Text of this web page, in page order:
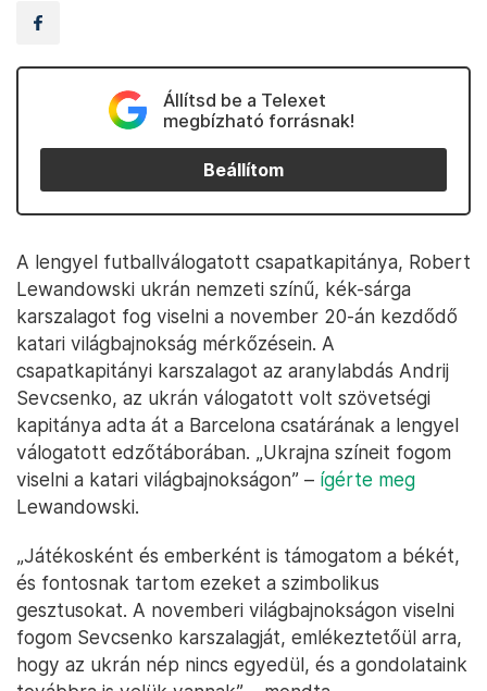
Állítsd be a Telexet
megbízható forrásnak!
Beállítom
A lengyel futballválogatott csapatkapitánya, Robert
Lewandowski ukrán nemzeti színű, kék-sárga
karszalagot fog viselni a november 20-án kezdődő
katari világbajnokság mérkőzésein. A
csapatkapitányi karszalagot az aranylabdás Andrij
Sevcsenko, az ukrán válogatott volt szövetségi
kapitánya adta át a Barcelona csatárának a lengyel
válogatott edzőtáborában. „Ukrajna színeit fogom
viselni a katari világbajnokságon” – ígérte meg
Lewandowski.
„Játékosként és emberként is támogatom a békét,
és fontosnak tartom ezeket a szimbolikus
gesztusokat. A novemberi világbajnokságon viselni
fogom Sevcsenko karszalagját, emlékeztetőül arra,
hogy az ukrán nép nincs egyedül, és a gondolataink